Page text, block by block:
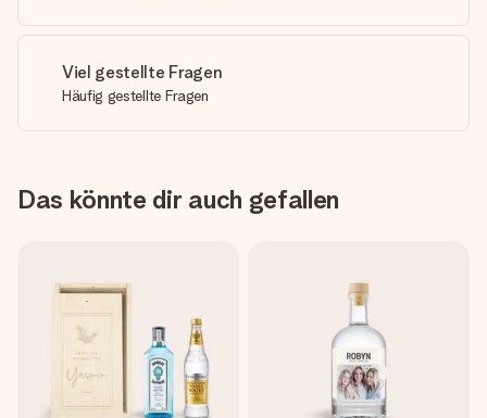
Viel gestellte Fragen
Häufig gestellte Fragen
Das könnte dir auch gefallen